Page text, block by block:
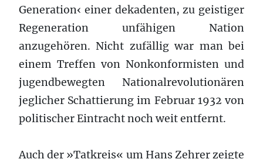
Generation‹ einer dekadenten, zu geistiger
Regeneration unfähigen Nation
anzugehören. Nicht zufällig war man bei
einem Treffen von Nonkonformisten und
jugendbewegten Nationalrevolutionären
jeglicher Schattierung im Februar 1932 von
politischer Eintracht noch weit entfernt.
Auch der »Tatkreis« um Hans Zehrer zeigte